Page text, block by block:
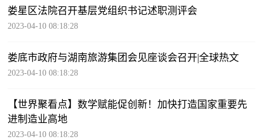
娄星区法院召开基层党组织书记述职测评会
2023-04-10 08:18:28
娄底市政府与湖南旅游集团会见座谈会召开|全球热文
2023-04-10 08:18:28
【世界聚看点】数学赋能促创新！加快打造国家重要先
进制造业高地
2023-04-10 08:18:28